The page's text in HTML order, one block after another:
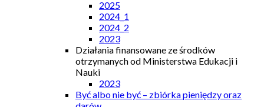
2025
2024_1
2024_2
2023
Działania finansowane ze środków
otrzymanych od Ministerstwa Edukacji i
Nauki
2023
Być albo nie być – zbiórka pieniędzy oraz